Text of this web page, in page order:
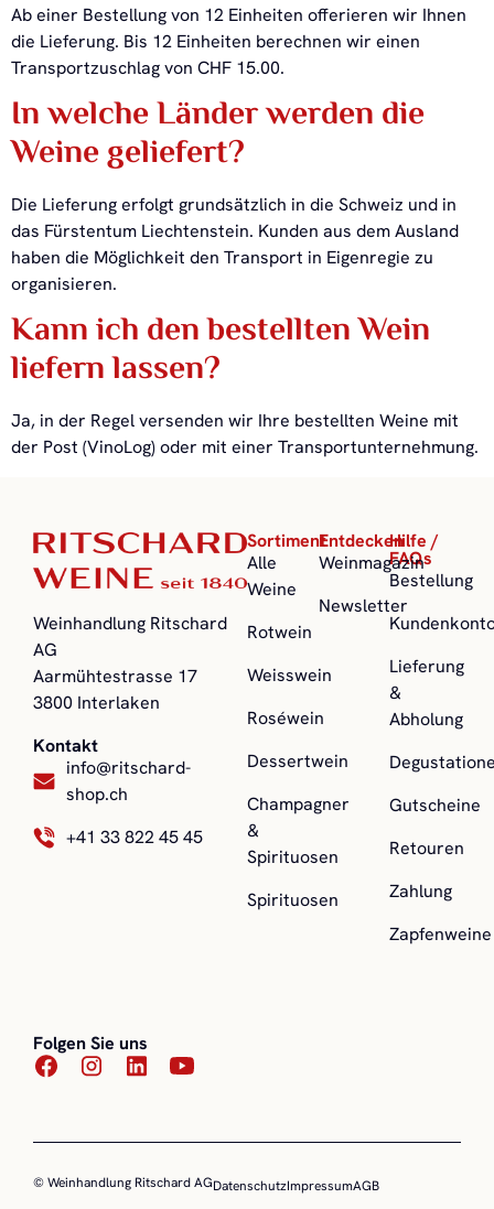
Ab einer Bestellung von 12 Einheiten offerieren wir Ihnen
die Lieferung. Bis 12 Einheiten berechnen wir einen
Transportzuschlag von CHF 15.00.
In welche Länder werden die
Weine geliefert?
Die Lieferung erfolgt grundsätzlich in die Schweiz und in
das Fürstentum Liechtenstein. Kunden aus dem Ausland
haben die Möglichkeit den Transport in Eigenregie zu
organisieren.
Kann ich den bestellten Wein
liefern lassen?
Ja, in der Regel versenden wir Ihre bestellten Weine mit
der Post (VinoLog) oder mit einer Transportunternehmung.
Weinhandlung Ritschard
AG
Aarmühtestrasse 17
3800 Interlaken
Kontakt
info@ritschard-
shop.ch
+41 33 822 45 45
Folgen Sie uns
Sortiment
Alle
Weine
Rotwein
Weisswein
Roséwein
Dessertwein
Champagner
&
Spirituosen
Spirituosen
Hilfe /
FAQs
Bestellung
Lieferung
&
Abholung
Gutscheine
Retouren
Zahlung
Zapfenweine
Entdecken
Weinmagazin
Newsletter
© Weinhandlung Ritschard AGDatenschutzImpressumAGB